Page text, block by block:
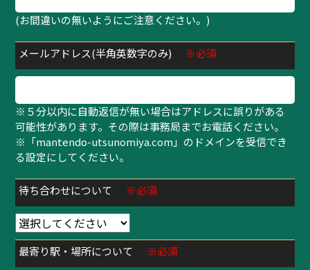
(お間違いの無いようにご注意ください。)
メールアドレス(半角英数字のみ) ※必須
※５分以内に自動返信が無い場合はアドレスに誤りがある
可能性があります。その際は事務局までお電話ください。
※「mantendo-utsunomiya.com」のドメインを受信でき
る設定にしてください。
待ち合わせについて ※必須
最寄り駅・場所について ※必須